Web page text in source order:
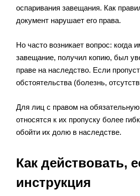
оспаривания завещания. Как
документ нарушает его права.
Но часто возникает вопрос: когда
завещание, получил копию, был
праве на наследство. Если
обстоятельства (болезнь,
Для лиц с правом на
относятся к их пропуску более
обойти их долю в наследстве.
Как действовать,
инструкция